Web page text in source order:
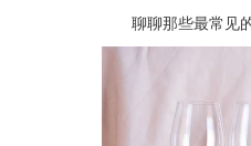
聊聊那些最常见